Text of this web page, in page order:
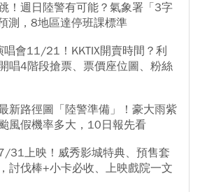
！週日陸警有可能？氣象署「3字
測，8地區達停班課標準
會11/21！KKTIX開賣時間？利
唱4階段搶票、票價座位圖、粉絲
新路徑圖「陸警準備」！豪大雨紫
風假機率多大，10日報先看
31上映！威秀影城特典、預售套
討伐棒+小卡必收、上映戲院一文